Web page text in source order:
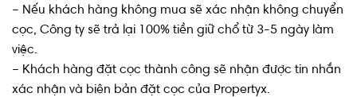
– Nếu khách hàng không mua sẽ xác nhận không chuyển
cọc, Công ty sẽ trả lại 100% tiền giữ chổ từ 3-5 ngày làm
việc.
– Khách hàng đặt cọc thành công sẽ nhận được tin nhắn
xác nhận và biên bản đặt cọc của Propertyx.